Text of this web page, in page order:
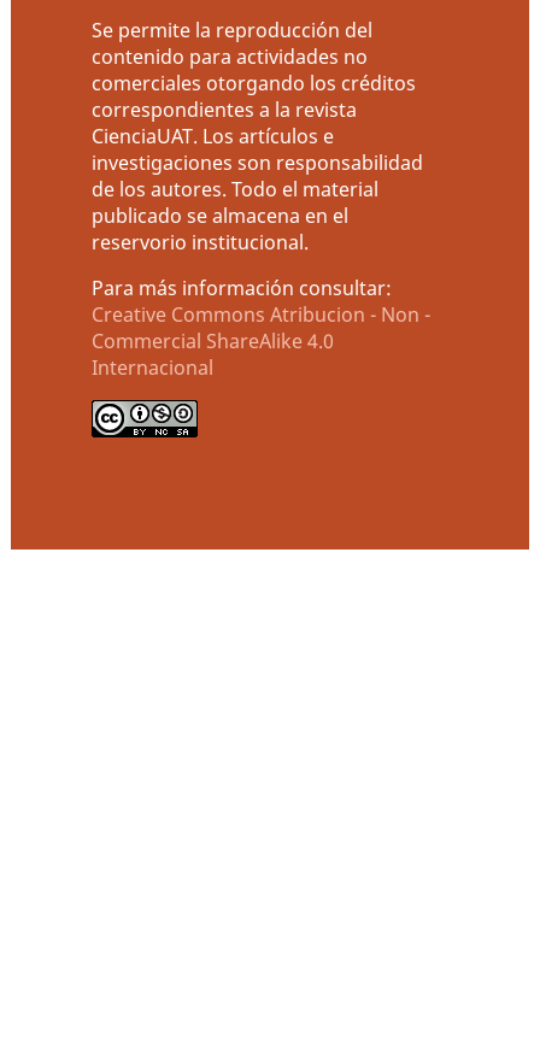
Se permite la reproducción del
contenido para actividades no
comerciales otorgando los créditos
correspondientes a la revista
CienciaUAT. Los artículos e
investigaciones son responsabilidad
de los autores. Todo el material
publicado se almacena en el
reservorio institucional.
Para más información consultar:
Creative Commons Atribucion - Non -
Commercial ShareAlike 4.0
Internacional